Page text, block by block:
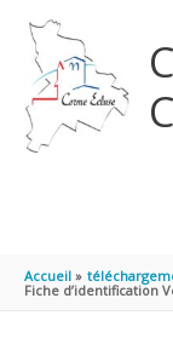
Accueil
Fiche d’identification